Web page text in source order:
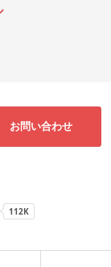
お問い合わせ